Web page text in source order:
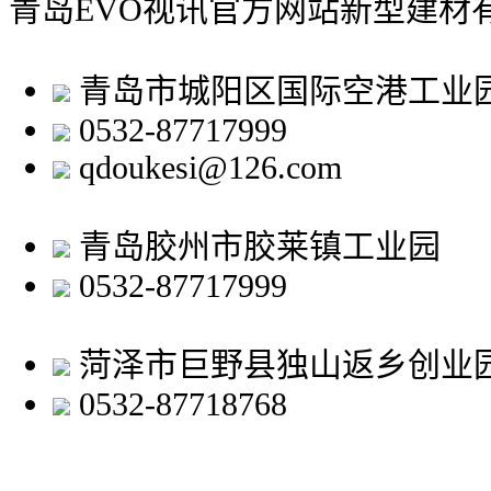
青岛EVO视讯官方网站新型建材
青岛市城阳区国际空港工业
0532-87717999
qdoukesi@126.com
青岛胶州市胶莱镇工业园
0532-87717999
菏泽市巨野县独山返乡创业
0532-87718768